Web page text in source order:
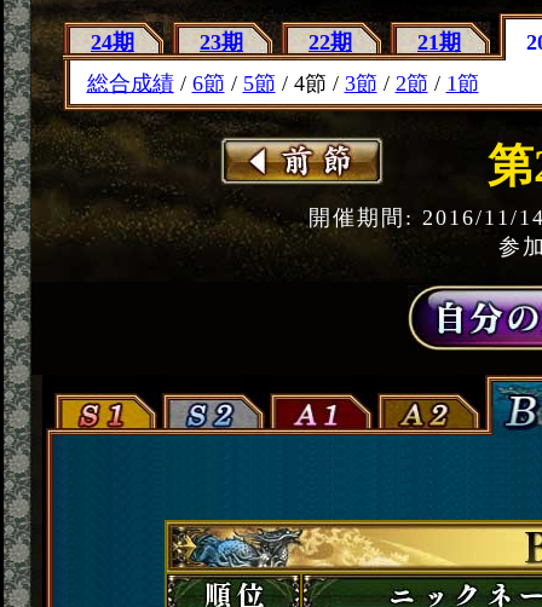
24期 23期 22期 21期
総合成績/ 6節 / 5節 / 4節 / 3節 / 2節 / 1節
第
開催期間: 2016/11/
参